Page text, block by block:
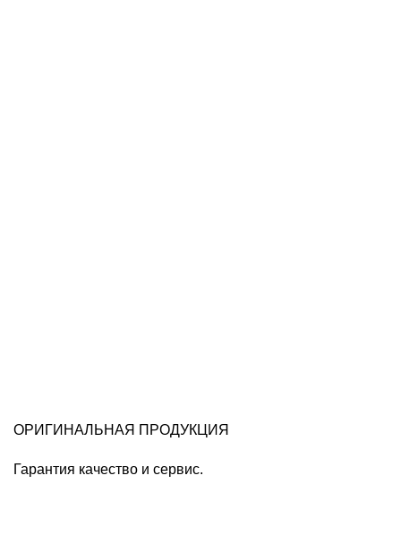
ОРИГИНАЛЬНАЯ ПРОДУКЦИЯ
Гарантия качество и сервис.